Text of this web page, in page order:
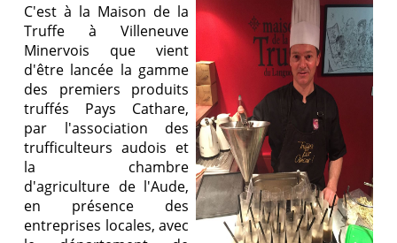
C'est à la Maison de la
Truffe à Villeneuve
Minervois que vient
d'être lancée la gamme
des premiers produits
truffés Pays Cathare,
par l'association des
trufficulteurs audois et
la chambre
d'agriculture de l'Aude,
en présence des
entreprises locales, avec